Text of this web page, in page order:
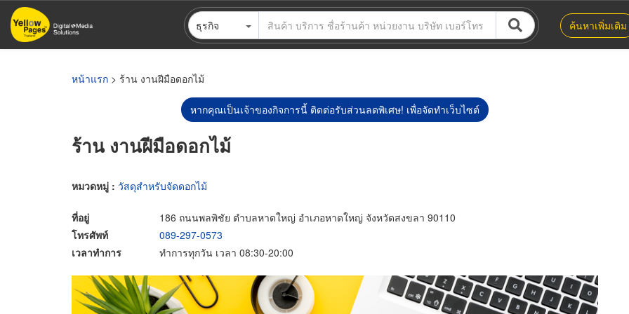
ข้าม
ไป
ธุรกิจ ค้นหาเพิ่มเติม
หน้าแรก > ร้าน งานฝีมือดอกไม้
หากคุณเป็นเจ้าของกิจการนี้ ติดต่อรับส่วนลดพิเศษ! เพื่อจัดทำเว็บไซต์
ร้าน งานฝีมือดอกไม้
หมวดหมู่ : วัสดุสำหรับจัดดอกไม้
ที่อยู่
186 ถนนพลพิชัย ตำบลหาดใหญ่ อำเภอหาดใหญ่ จังหวัดสงขลา 90110
โทรศัพท์
089-297-0573
เวลาทำการ
ทำการทุกวัน เวลา 08:30-20:00